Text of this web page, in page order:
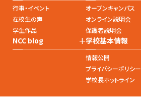
行事・イベント
在校生の声
学生作品
オープンキャンパス
オンライン説明会
保護者説明会
NCC blog +学校基本情報
情報公開
プライバシーポリシー
学校長ホットライン